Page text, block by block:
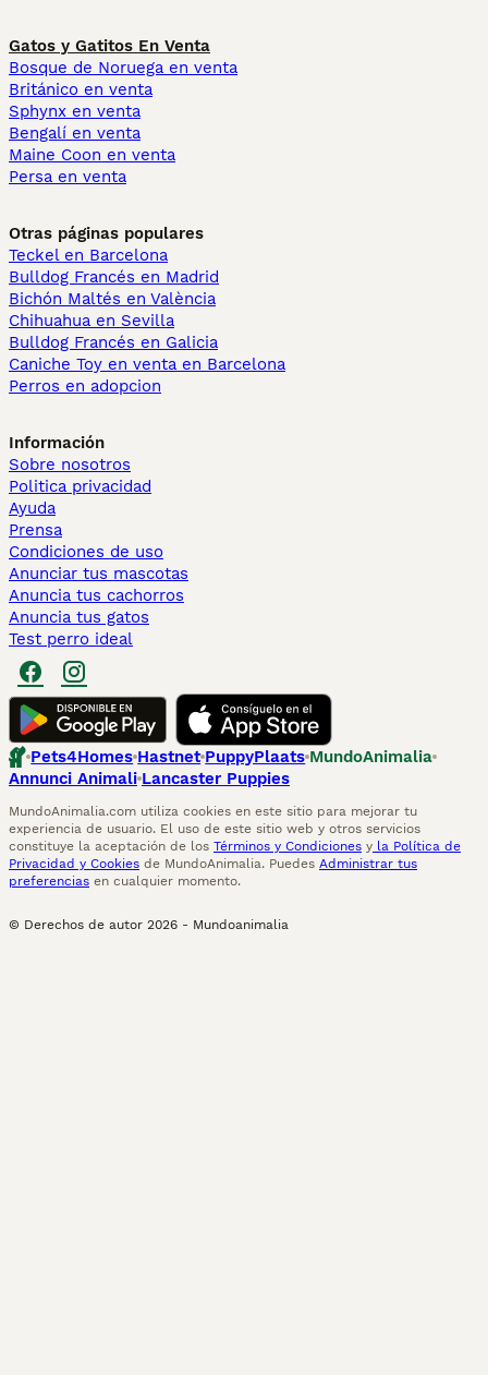
Gatos y Gatitos En Venta
Bosque de Noruega en venta
Británico en venta
Sphynx en venta
Bengalí en venta
Maine Coon en venta
Persa en venta
Otras páginas populares
Teckel en Barcelona
Bulldog Francés en Madrid
Bichón Maltés en València
Chihuahua en Sevilla
Bulldog Francés en Galicia
Caniche Toy en venta en Barcelona
Perros en adopcion
Información
Sobre nosotros
Politica privacidad
Ayuda
Prensa
Condiciones de uso
Anunciar tus mascotas
Anuncia tus cachorros
Anuncia tus gatos
Test perro ideal
Pets4Homes Hastnet PuppyPlaats MundoAnimalia
Annunci Animali Lancaster Puppies
MundoAnimalia.com utiliza cookies en este sitio para mejorar tu
experiencia de usuario. El uso de este sitio web y otros servicios
constituye la aceptación de los Términos y Condiciones y la Política de
Privacidad y Cookies de MundoAnimalia. Puedes Administrar tus
preferencias en cualquier momento.
© Derechos de autor 2026 - Mundoanimalia